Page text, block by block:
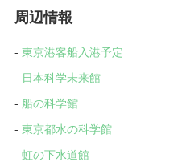
周辺情報
-東京港客船入港予定
- 日本科学未来館
-船の科学館
-東京都水の科学館
-虹の下水道館